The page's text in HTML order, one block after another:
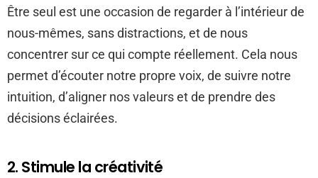
Être seul est une occasion de regarder à l’intérieur de
nous-mêmes, sans distractions, et de nous
concentrer sur ce qui compte réellement. Cela nous
permet d’écouter notre propre voix, de suivre notre
intuition, d’aligner nos valeurs et de prendre des
décisions éclairées.
2. Stimule la créativité